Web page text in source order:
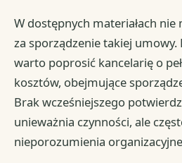
W dostępnych materiałach nie
za sporządzenie takiej
warto poprosić kancelarię o
kosztów, obejmujące
Brak wcześniejszego
unieważnia czynności, ale
nieporozumienia